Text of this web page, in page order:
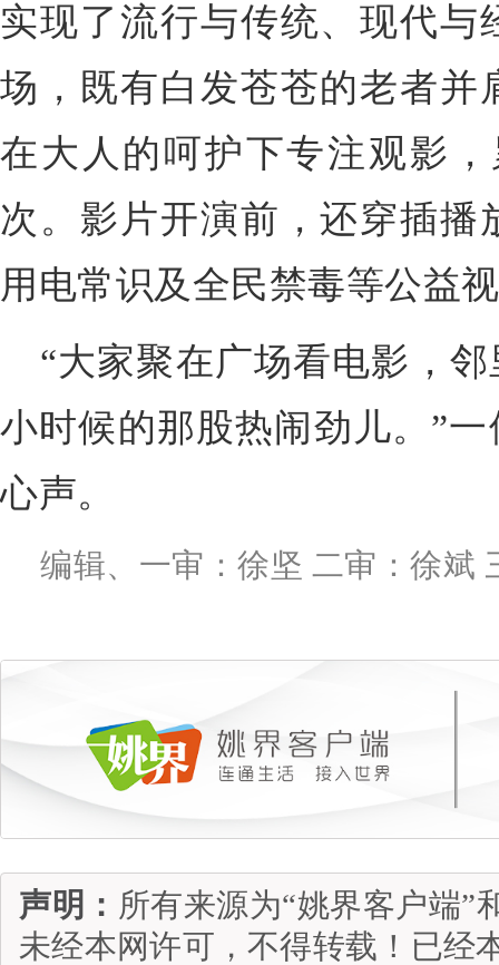
实现了流行与传统、现代与
场，既有白发苍苍的老者并
在大人的呵护下专注观影
次。影片开演前，还穿插播
用电常识及全民禁毒等公益
“大家聚在广场看电影，
小时候的那股热闹劲儿。”
心声。
编辑、一审：徐坚 二审：徐斌
声明： 所有来源为“姚界客户端”
未经本网许可，不得转载！已经